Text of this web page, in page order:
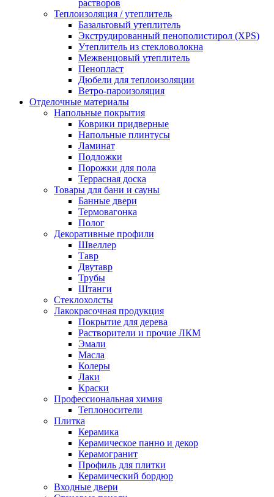
растворов
Теплоизоляция / утеплитель
Базальтовый утеплитель
Экструдированный пенополистирол (XPS)
Утеплитель из стекловолокна
Межвенцовый утеплитель
Пенопласт
Дюбели для теплоизоляции
Ветро-пароизоляция
Отделочные материалы
Напольные покрытия
Коврики придверные
Напольные плинтусы
Ламинат
Подложки
Порожки для пола
Террасная доска
Товары для бани и сауны
Банные двери
Термовагонка
Полог
Декоративные профили
Швеллер
Тавр
Двутавр
Трубы
Штанги
Стеклохолсты
Лакокрасочная продукция
Покрытие для дерева
Растворители и прочие ЛКМ
Эмали
Масла
Колеры
Лаки
Краски
Профессиональная химия
Теплоносители
Плитка
Керамика
Керамическое панно и декор
Керамогранит
Профиль для плитки
Керамический бордюр
Входные двери